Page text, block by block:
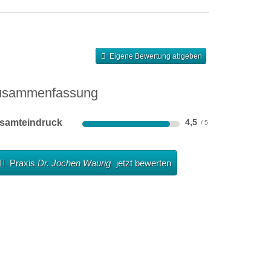
Eigene Bewertung abgeben
4,5
PraxisDr. Jochen Waurig jetzt bewerten